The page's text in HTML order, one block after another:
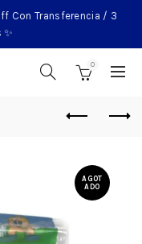
Con Transferencia / 3
0
AGOT
ADO